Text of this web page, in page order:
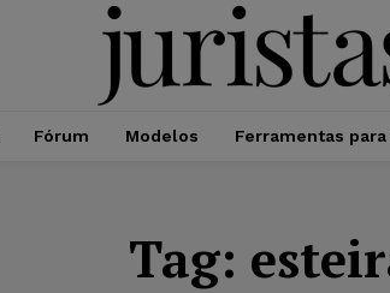
Fórum Modelos Ferramentas para
Tag: